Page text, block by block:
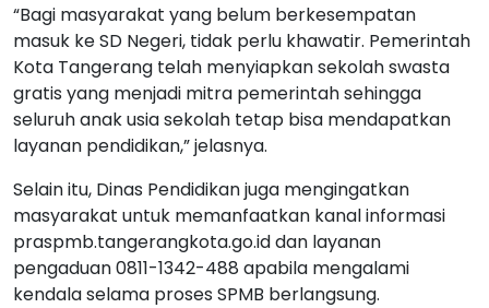
“Bagi masyarakat yang belum berkesempatan
masuk ke SD Negeri, tidak perlu khawatir. Pemerintah
Kota Tangerang telah menyiapkan sekolah swasta
gratis yang menjadi mitra pemerintah sehingga
seluruh anak usia sekolah tetap bisa mendapatkan
layanan pendidikan,” jelasnya.
Selain itu, Dinas Pendidikan juga mengingatkan
masyarakat untuk memanfaatkan kanal informasi
praspmb.tangerangkota.go.id dan layanan
pengaduan 0811-1342-488 apabila mengalami
kendala selama proses SPMB berlangsung.